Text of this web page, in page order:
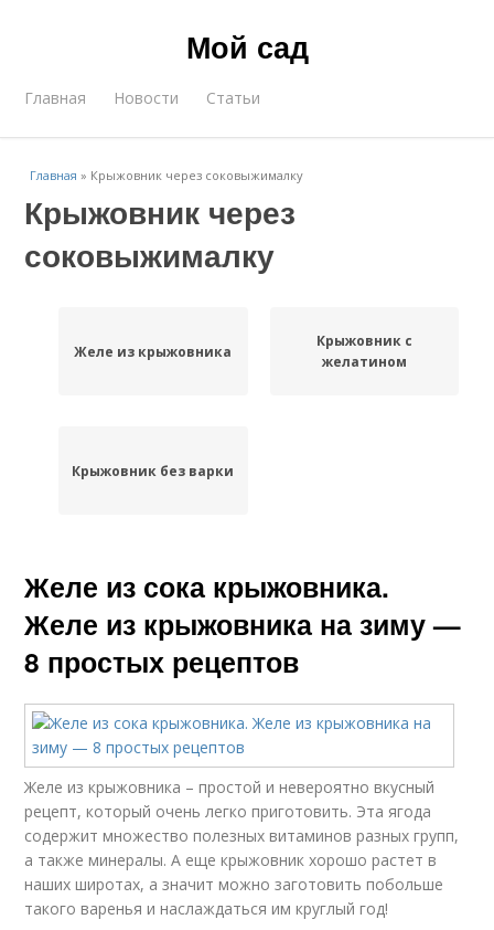
Мой сад
Главная Новости Статьи
Главная » Крыжовник через соковыжималку
Крыжовник через
соковыжималку
Желе из крыжовника
Крыжовник с
желатином
Крыжовник без варки
Желе из сока крыжовника.
Желе из крыжовника на зиму —
8 простых рецептов
Желе из крыжовника – простой и невероятно вкусный
рецепт, который очень легко приготовить. Эта ягода
содержит множество полезных витаминов разных групп,
а также минералы. А еще крыжовник хорошо растет в
наших широтах, а значит можно заготовить побольше
такого варенья и наслаждаться им круглый год!